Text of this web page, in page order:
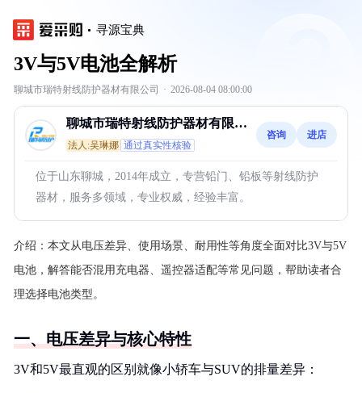
寻源宝典
3V与5V电池全解析
聊城市瑞特射线防护器材有限公司 · 2026-08-04 08:00:00
聊城市瑞特射线防护器材有限公
司
法人:吴琳娜 通过真实性核验
咨询 进店
位于山东聊城，2014年成立，专营铅门、铅板等射线防护
器材，服务多领域，专业权威，经验丰富。
介绍： 本文从电压差异、使用场景、耐用性等角度全面对比3V与5V
电池，解答能否混用充电器、遥控器适配等常见问题，帮助读者合
理选择电池类型。
一、电压差异与核心特性
3V和5V最直观的区别就像小轿车与SUV的排量差异：